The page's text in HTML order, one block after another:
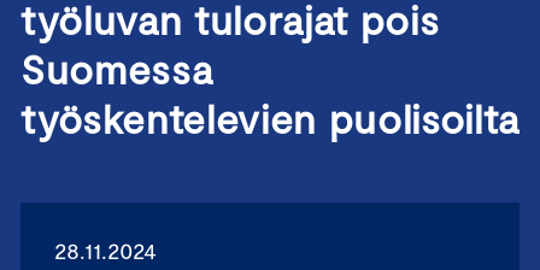
työluvan tulorajat pois
Suomessa
työskentelevien puolisoilta
28.11.2024